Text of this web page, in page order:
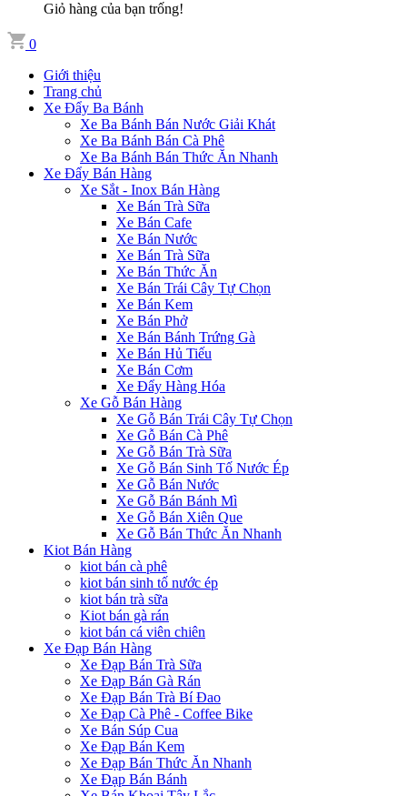
Giỏ hàng của bạn trống!
0
Giới thiệu
Trang chủ
Xe Đẩy Ba Bánh
Xe Ba Bánh Bán Nước Giải Khát
Xe Ba Bánh Bán Cà Phê
Xe Ba Bánh Bán Thức Ăn Nhanh
Xe Đẩy Bán Hàng
Xe Sắt - Inox Bán Hàng
Xe Bán Trà Sữa
Xe Bán Cafe
Xe Bán Nước
Xe Bán Trà Sữa
Xe Bán Thức Ăn
Xe Bán Trái Cây Tự Chọn
Xe Bán Kem
Xe Bán Phở
Xe Bán Bánh Trứng Gà
Xe Bán Hủ Tiếu
Xe Bán Cơm
Xe Đẩy Hàng Hóa
Xe Gỗ Bán Hàng
Xe Gỗ Bán Trái Cây Tự Chọn
Xe Gỗ Bán Cà Phê
Xe Gỗ Bán Trà Sữa
Xe Gỗ Bán Sinh Tố Nước Ép
Xe Gỗ Bán Nước
Xe Gỗ Bán Bánh Mì
Xe Gỗ Bán Xiên Que
Xe Gỗ Bán Thức Ăn Nhanh
Kiot Bán Hàng
kiot bán cà phê
kiot bán sinh tố nước ép
kiot bán trà sữa
Kiot bán gà rán
kiot bán cá viên chiên
Xe Đạp Bán Hàng
Xe Đạp Bán Trà Sữa
Xe Đạp Bán Gà Rán
Xe Đạp Bán Trà Bí Đao
Xe Đạp Cà Phê - Coffee Bike
Xe Bán Súp Cua
Xe Đạp Bán Kem
Xe Đạp Bán Thức Ăn Nhanh
Xe Đạp Bán Bánh